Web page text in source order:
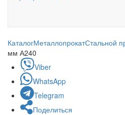
КаталогМеталлопрокатСтальной
мм А240
Viber
WhatsApp
Telegram
Поделиться